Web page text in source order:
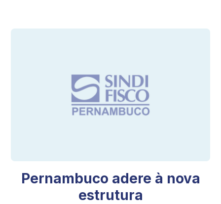
Pernambuco adere à nova
estrutura